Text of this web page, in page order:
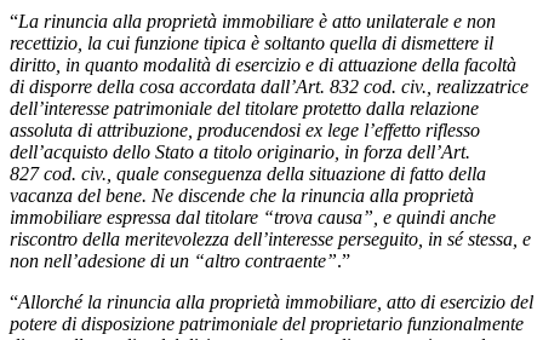
“La rinuncia alla proprietà immobiliare è atto unilaterale e non
recettizio, la cui funzione tipica è soltanto quella di dismettere il
diritto, in quanto modalità di esercizio e di attuazione della facoltà
di disporre della cosa accordata dall’Art. 832 cod. civ., realizzatrice
dell’interesse patrimoniale del titolare protetto dalla relazione
assoluta di attribuzione, producendosi ex lege l’effetto riflesso
dell’acquisto dello Stato a titolo originario, in forza dell’Art.
827 cod. civ., quale conseguenza della situazione di fatto della
vacanza del bene. Ne discende che la rinuncia alla proprietà
immobiliare espressa dal titolare “trova causa”, e quindi anche
riscontro della meritevolezza dell’interesse perseguito, in sé stessa, e
non nell’adesione di un “altro contraente”.”
“Allorché la rinuncia alla proprietà immobiliare, atto di esercizio del
potere di disposizione patrimoniale del proprietario funzionalmente